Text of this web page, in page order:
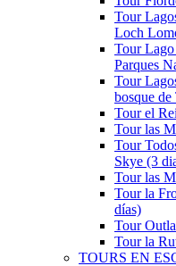
Tour
Loch
Tour
Parques
Tour
bosque
Tour el
Tour las
Tour
Skye (3
Tour las
Tour la
días)
Tour
Tour la
TOURS EN